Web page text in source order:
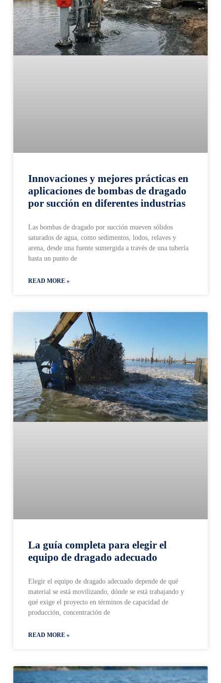
Innovaciones y mejores prácticas en
aplicaciones de bombas de dragado
por succión en diferentes industrias
Las bombas de dragado por succión mueven sólidos
saturados de agua, como sedimentos, lodos, relaves y
arena, desde una fuente sumergida a través de una tubería
hasta un punto de
READ MORE »
La guía completa para elegir el
equipo de dragado adecuado
Elegir el equipo de dragado adecuado depende de qué
material se está movilizando, dónde se está trabajando y
qué exige el proyecto en términos de capacidad de
producción, concentración de
READ MORE »